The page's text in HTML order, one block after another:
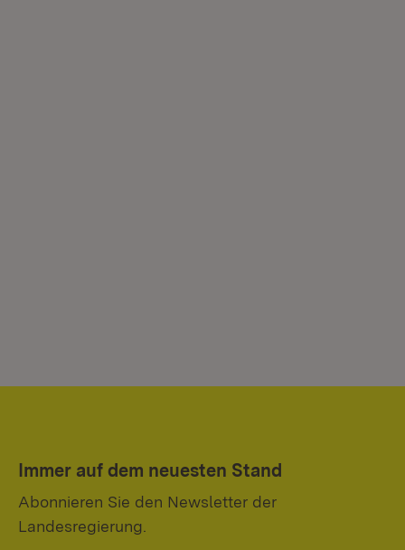
Immer auf dem neuesten Stand
Abonnieren Sie den Newsletter der
Landesregierung.